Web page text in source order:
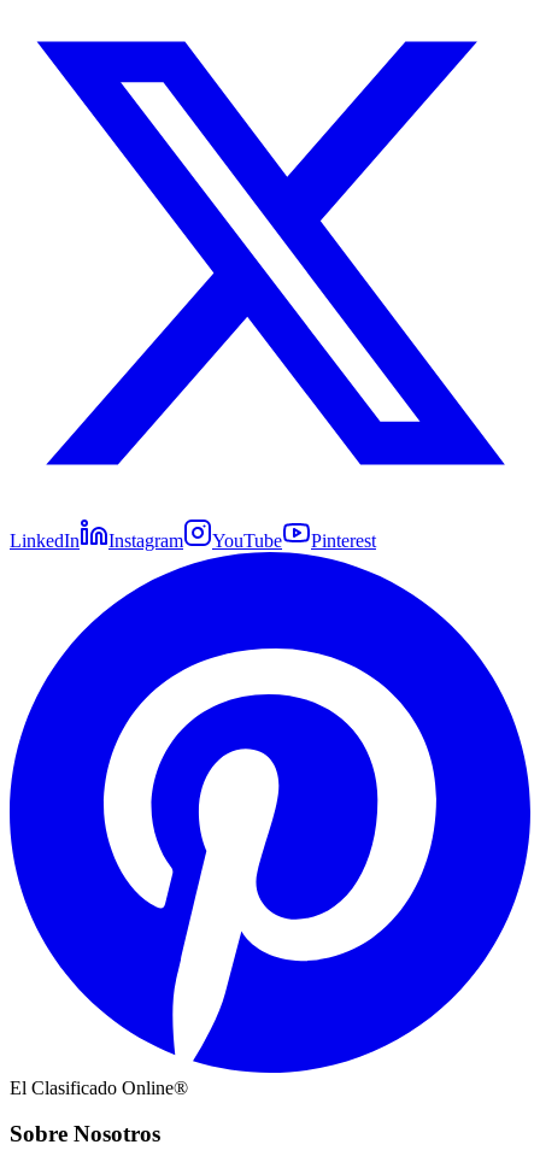
LinkedIn Instagram YouTube Pinterest
El Clasificado Online®
Sobre Nosotros